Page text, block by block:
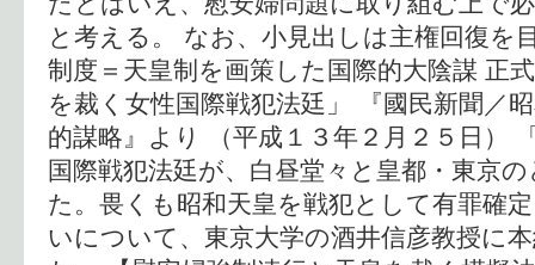
と考える。 なお、小見出しは主権回復を
制度＝天皇制を画策した国際的大陰謀 正
を裁く女性国際戦犯法廷」 『國民新聞／
的謀略』より （平成１３年２月２５日）
国際戦犯法廷が、白昼堂々と皇都・東京
た。畏くも昭和天皇を戦犯として有罪確
いについて、東京大学の酒井信彦教授に